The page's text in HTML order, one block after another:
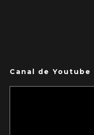
Canal de Youtube